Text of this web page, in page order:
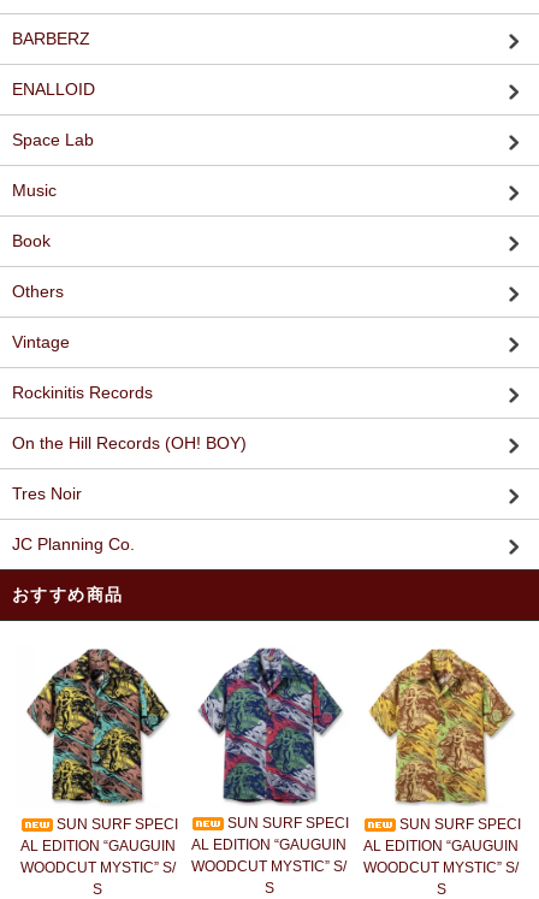
BARBERZ
ENALLOID
Space Lab
Music
Book
Others
Vintage
Rockinitis Records
On the Hill Records (OH! BOY)
Tres Noir
JC Planning Co.
おすすめ商品
SUN SURF SPECI
AL EDITION “GAUGUIN
WOODCUT MYSTIC” S/
S
SUN SURF SPECI
AL EDITION “GAUGUIN
WOODCUT MYSTIC” S/
S
SUN SURF SPECI
AL EDITION “GAUGUIN
WOODCUT MYSTIC” S/
S